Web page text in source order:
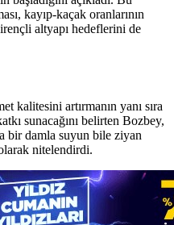
kayıp-kaçak oranlarının
altyapı hedeflerini de
kalitesini artırmanın yanı sıra
sunacağını belirten Bozbey,
bir damla suyun bile ziyan
nitelendirdi.